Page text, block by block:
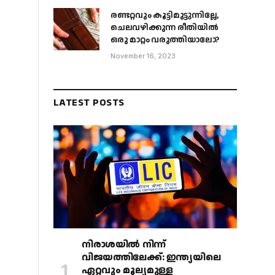
രണ്ടറ്റവും കൂട്ടിമുട്ടുന്നില്ലേ,
ചെലവഴിക്കുന്ന രീതിയിൽ
ഒരു മാറ്റം വരുത്തിയാലോ?
November 16, 2023
LATEST POSTS
നിരാശയിൽ നിന്ന്
വിജയത്തിലേക്ക്: ഇന്ത്യയിലെ
ഏറ്റവും മൂല്യമുള്ള